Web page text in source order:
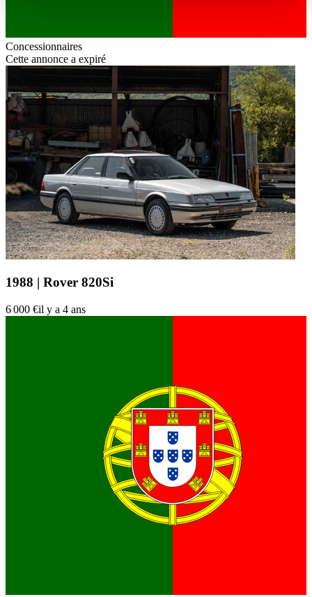
Concessionnaires
Cette annonce a expiré
1988 | Rover 820Si
6 000 €il y a 4 ans